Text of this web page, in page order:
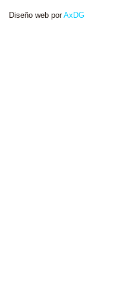
Diseño web porAxDG